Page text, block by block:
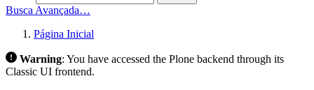
Busca Avançada…
Página Inicial
Warning: You have accessed the Plone backend through its
Classic UI frontend.